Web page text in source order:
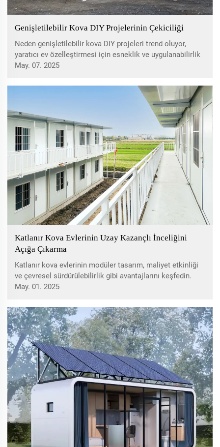
Genişletilebilir Kova DIY Projelerinin Çekiciliği
Neden genişletilebilir kova DIY projeleri trend oluyor,
yaratıcı ev özelleştirmesi için esneklik ve uygulanabilirlik
sunuyor. Düzen özelleştirme, dayanıklı malzemeler, çok
kullanımlar hakkında bilgi edinin. Kolay montaj için
ipuçları ve kompakt yaşam tasarımı hack'leri keşfedin.
May. 07. 2025
Katlanır Kova Evlerinin Uzay Kazançlı İnceliğini
Açığa Çıkarma
Katlanır kova evlerinin modüler tasarım, maliyet etkinliği
ve çevresel sürdürülebilirlik gibi avantajlarını keşfedin.
Şehirsel barınma çözümleri ve afet yardımı gibi yaratıcı
uzayı maksimize ederek inşa süresini kısalttıklarını ve
dairesel ekonomiye katkıda bulunduklarını araştırın.
May. 01. 2025